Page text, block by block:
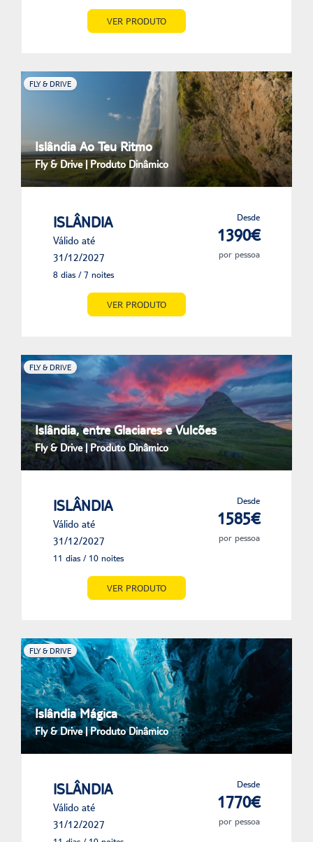
VER PRODUTO
FLY & DRIVE
Islândia Ao Teu Ritmo
Fly & Drive | Produto Dinâmico
ISLÂNDIA
Válido até
31/12/2027
8 dias / 7 noites
Desde
1390€
por pessoa
VER PRODUTO
FLY & DRIVE
Islândia, entre Glaciares e Vulcões
Fly & Drive | Produto Dinâmico
ISLÂNDIA
Válido até
31/12/2027
11 dias / 10 noites
Desde
1585€
por pessoa
VER PRODUTO
FLY & DRIVE
Islândia Mágica
Fly & Drive | Produto Dinâmico
ISLÂNDIA
Válido até
31/12/2027
Desde
1770€
por pessoa